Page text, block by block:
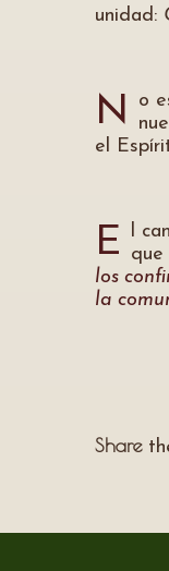
unidad:
N o
el
E
l
que
los
la
Share